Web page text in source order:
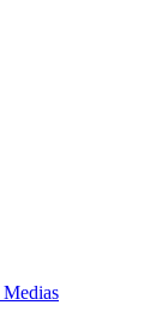
Medias